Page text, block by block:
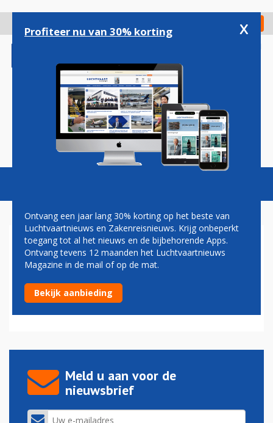
gaan
Check in
Magazine Podcasts Vacatures
VENEZUELE
Business jet president Maduro in beslag genomen
02-09-2024 - 19:25
Meld u aan voor de
nieuwsbrief
Profiteer nu van 30% korting x
Ontvang een jaar lang 30% korting op het beste van
Luchtvaartnieuws en Zakenreisnieuws. Krijg onbeperkt
toegang tot al het nieuws en de bijbehorende Apps.
Ontvang tevens 12 maanden het Luchtvaartnieuws
Magazine in de mail of op de mat.
Bekijk aanbieding